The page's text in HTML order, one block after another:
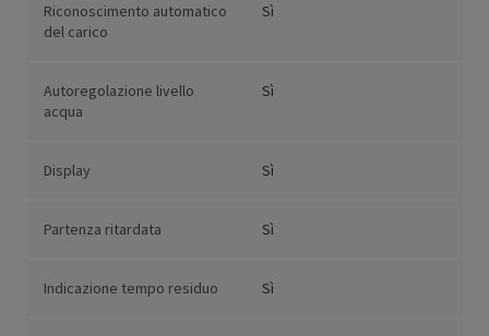
Riconoscimento automatico
del carico
Sì
Autoregolazione livello
acqua
Sì
Display Sì
Partenza ritardata Sì
Indicazione tempo residuo Sì